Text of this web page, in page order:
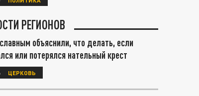
РЕГИОНОВ
объяснили, что делать, если
или потерялся нательный крест
ЦЕРКОВЬ